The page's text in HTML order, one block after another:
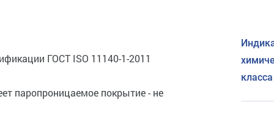
ГОСТ ISO 11140-1-2011
паропроницаемое покрытие - не